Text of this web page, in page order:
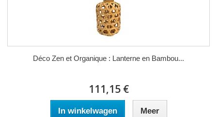
Déco Zen et Organique : Lanterne en Bambou...
111,15 €
In winkelwagen Meer